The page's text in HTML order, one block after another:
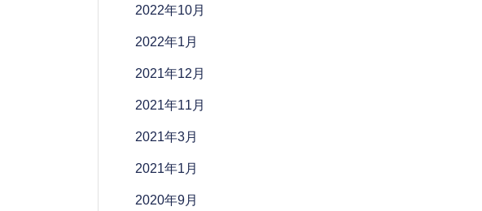
2022年10月
2022年1月
2021年12月
2021年11月
2021年3月
2021年1月
2020年9月